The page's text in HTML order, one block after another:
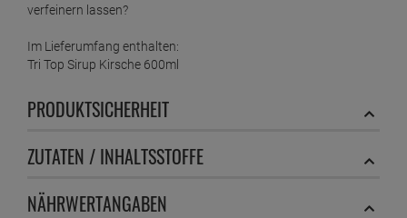
verfeinern lassen?
Im Lieferumfang enthalten:
Tri Top Sirup Kirsche 600ml
PRODUKTSICHERHEIT
ZUTATEN / INHALTSSTOFFE
NÄHRWERTANGABEN